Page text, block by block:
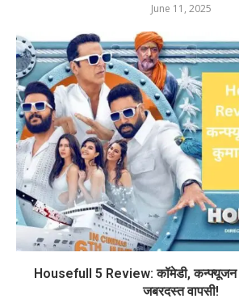
June 11, 2025
Housefull 5 Review: कॉमेडी, कन्फ्यूजन
जबरदस्त वापसी!